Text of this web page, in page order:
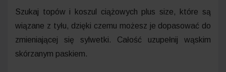
Szukaj topów i koszul ciążowych plus size, które są
wiązane z tyłu, dzięki czemu możesz je dopasować do
zmieniającej się sylwetki. Całość uzupełnij wąskim
skórzanym paskiem.